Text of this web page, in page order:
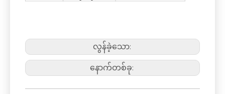
လွန်ခဲ့သော:
နောက်တစ်ခု: